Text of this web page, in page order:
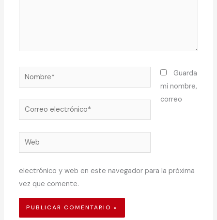
Nombre*
Correo
electrónico*
Web
Guarda
mi nombre,
correo
electrónico y web en este navegador para la próxima
vez que comente.